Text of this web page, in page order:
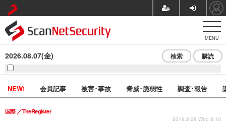
MENU
2026.08.07(金) 検索 購読
NEW! 会員記事 被害･事故 脅威･脆弱性 調査･報告
国際 TheRegister
2019.8.28 Wed 8:10